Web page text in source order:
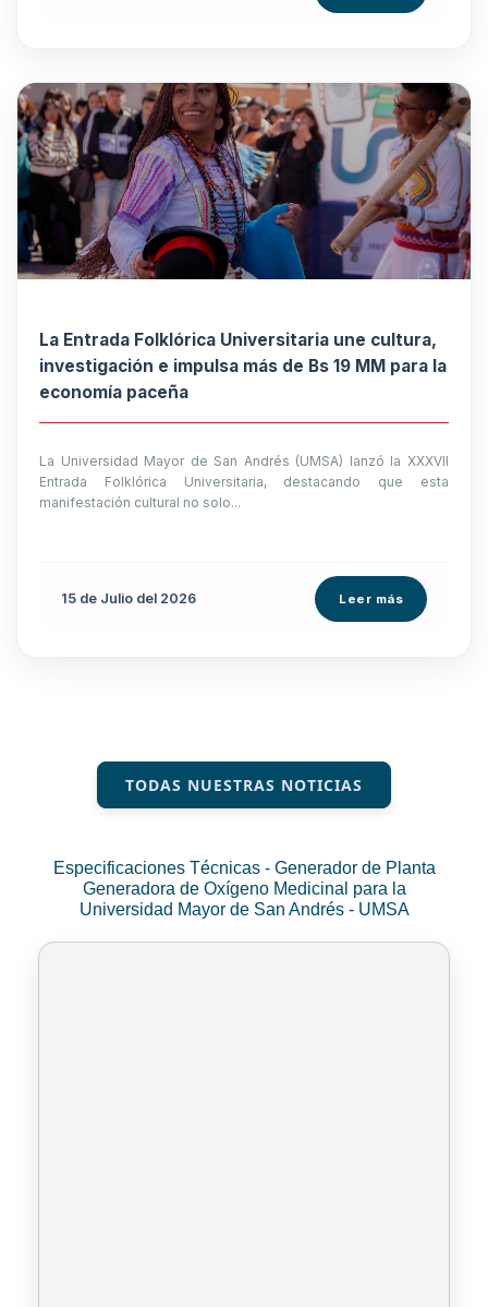
La Entrada Folklórica Universitaria une cultura,
investigación e impulsa más de Bs 19 MM para la
economía paceña
La Universidad Mayor de San Andrés (UMSA) lanzó la XXXVII
Entrada Folklórica Universitaria, destacando que esta
manifestación cultural no solo...
15 de Julio del 2026 Leer más
TODAS NUESTRAS NOTICIAS
Especificaciones Técnicas - Generador de Planta
Generadora de Oxígeno Medicinal para la
Universidad Mayor de San Andrés - UMSA